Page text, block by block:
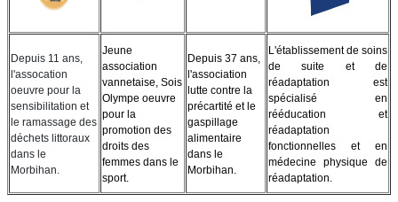
Depuis 11 ans,
l'assocation
oeuvre pour la
sensibilitation et
le ramassage des
déchets littoraux
dans le
Morbihan.
Jeune
association
vannetaise, Sois
Olympe oeuvre
pour la
promotion des
droits des
femmes dans le
sport.
Depuis 37 ans,
l'association
lutte contre la
précartité et le
gaspillage
alimentaire
dans le
Morbihan.
L'établissement de soins
de suite et de
réadaptation est
spécialisé en
rééducation et
réadaptation
fonctionnelles et en
médecine physique de
réadaptation.